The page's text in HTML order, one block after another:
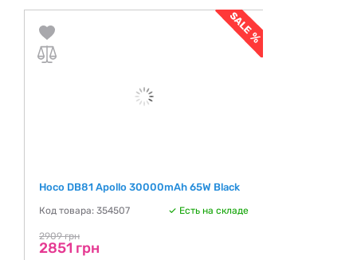
Hoco DB81 Apollo 30000mAh 65W Black
Код товара: 354507 Есть на складе
2909 грн
2851 грн